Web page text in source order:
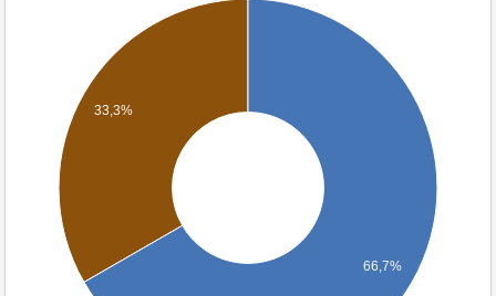
33,3%
66,7%